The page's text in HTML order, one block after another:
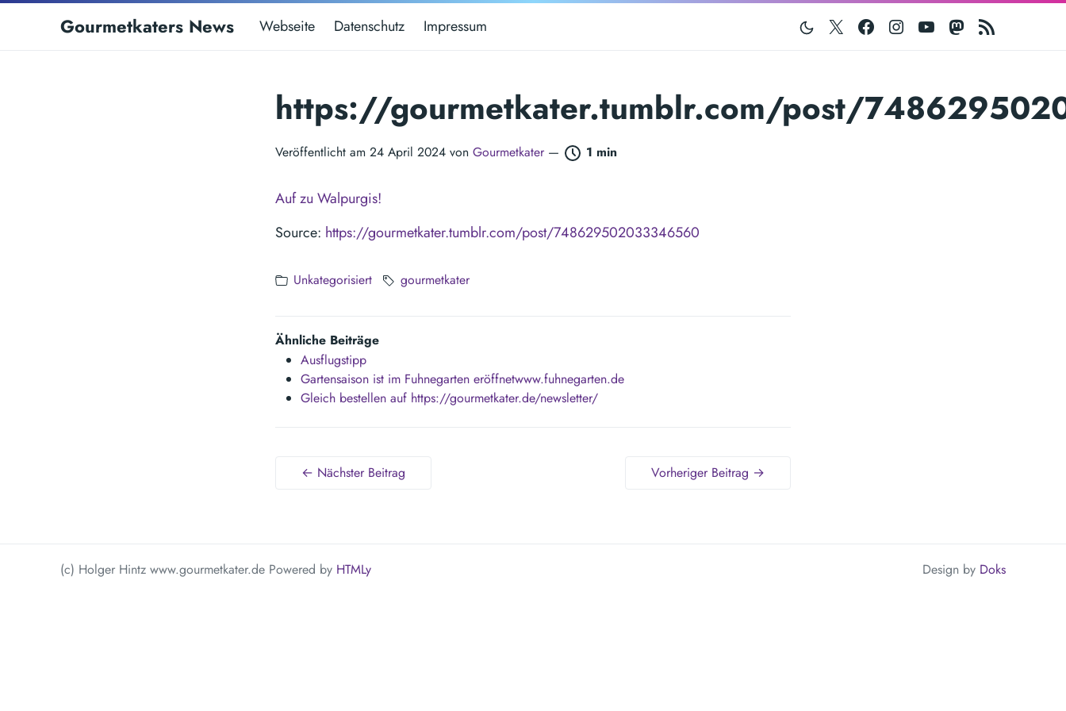
Gourmetkaters News TwitterFacebook
Instagram
YoutubeMastodon
Webseite Datenschutz Impressum
https://gourmetkater.tumblr.com/post/
Veröffentlicht am 24 April 2024 vonGourmetkater — 1 min
Auf zu Walpurgis!
Source: https://gourmetkater.tumblr.com/post/748629502033346560
Unkategorisiert gourmetkater
Ähnliche Beiträge
Ausflugstipp
Gartensaison ist im Fuhnegarten eröffnetwww.fuhnegarten.de
Gleich bestellen auf https://gourmetkater.de/newsletter/
← Nächster Beitrag Vorheriger Beitrag →
(c) Holger Hintz www.gourmetkater.de Powered by HTMLy Design by Doks